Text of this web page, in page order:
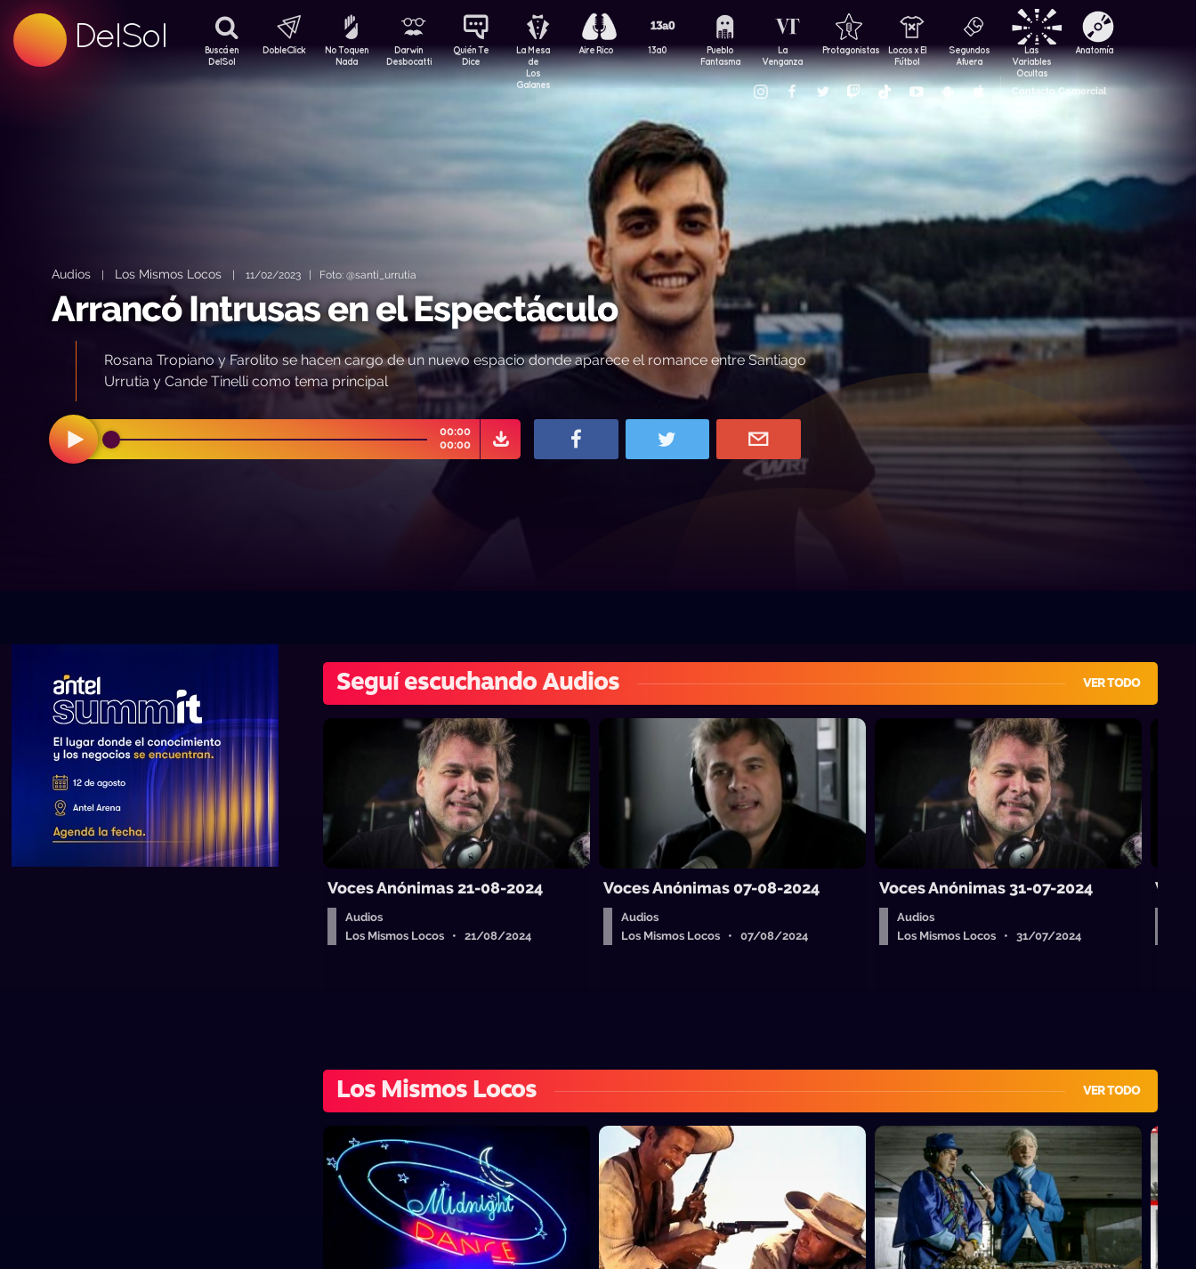
DelSol
99.5 FM
Buscá en
DelSol
DobleClick
No Toquen
Nada
Darwin
Desbocatti
Quién Te
Dice
La Mesa
de
Los
Galanes
Aire Rico 13a0
Pueblo
Fantasma
La
Venganza
Protagonistas
Locos x El
Fútbol
Segundos
Afuera
Las
Variables
Ocultas
Anatomía
Contacto Comercial
Audios| Los Mismos Locos | 11/02/2023 | Foto: @santi_urrutia
Arrancó Intrusas en el Espectáculo
Rosana Tropiano y Farolito se hacen cargo de un nuevo espacio donde aparece el romance entre Santiago
Urrutia y Cande Tinelli como tema principal
00:00
00:00
Seguí escuchando Audios VER TODO
Voces Anónimas 21-08-2024
Audios
Los Mismos Locos • 21/08/2024
Voces Anónimas 07-08-2024
Audios
Los Mismos Locos • 07/08/2024
Voces Anónimas 31-07-2024
Audios
Los Mismos Locos • 31/07/2024
Los Mismos Locos VER TODO